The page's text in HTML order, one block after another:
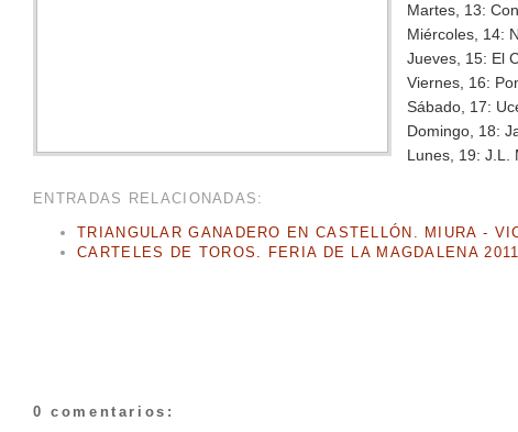
Martes, 13:
Miércoles, 14:
Jueves, 15: El
Viernes, 16:
Sábado, 17:
Domingo, 18:
Lunes, 19: J.L.
ENTRADAS RELACIONADAS:
TRIANGULAR GANADERO EN CASTELLÓN. MIURA -
CARTELES DE TOROS. FERIA DE LA MAGDALENA
0 comentarios: